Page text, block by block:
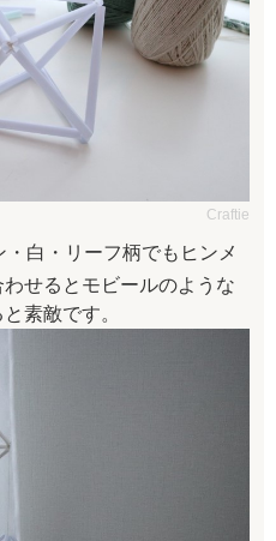
Craftie
白・リーフ柄でもヒンメ
せるとモビールのような
素敵です。